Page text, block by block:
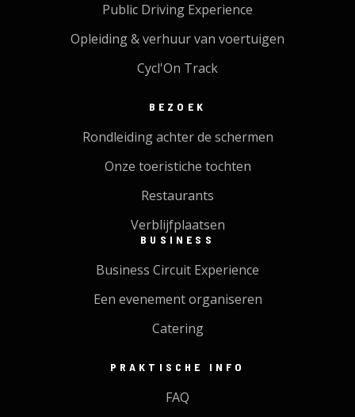
Public Driving Experience
Opleiding & verhuur van voertuigen
Cycl'On Track
BEZOEK
Rondleiding achter de schermen
Onze toeristiche tochten
Restaurants
Verblijfplaatsen
BUSINESS
Business Circuit Experience
Een evenement organiseren
Catering
PRAKTISCHE INFO
FAQ